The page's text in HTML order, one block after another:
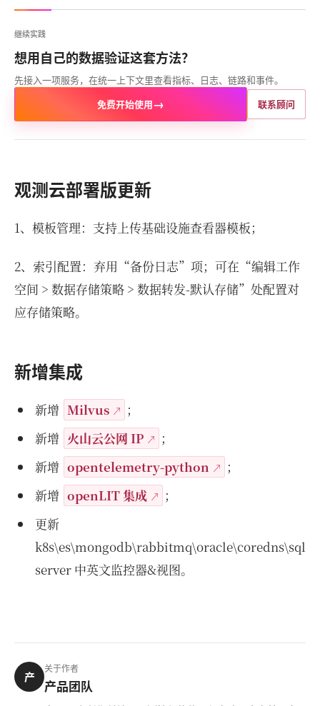
继续实践
想用自己的数据验证这套方法？
先接入一项服务，在统一上下文里查看指标、日志、链路和事件。
免费开始使用→ 联系顾问
观测云部署版更新
1、模板管理：支持上传基础设施查看器模板；
2、索引配置：弃用“备份日志”项；可在“编辑工作
空间 > 数据存储策略 > 数据转发-默认存储”处配置对
应存储策略。
新增集成
新增 Milvus
；
新增 火山云公网 IP
；
新增 opentelemetry-python
；
新增 openLIT 集成
；
更新
k8s\es\mongodb\rabbitmq\oracle\coredns\sql
server 中英文监控器&视图。
产
关于作者
产品团队